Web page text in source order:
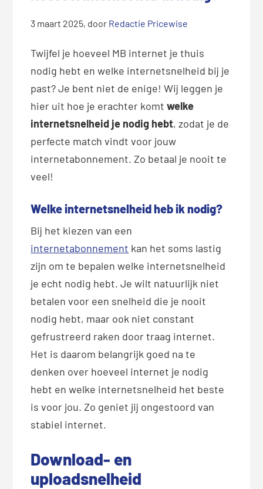
3 maart 2025, door Redactie Pricewise
Twijfel je hoeveel MB internet je thuis
nodig hebt en welke internetsnelheid bij je
past? Je bent niet de enige! Wij leggen je
hier uit hoe je erachter komtwelke
internetsnelheid je nodig hebt, zodat je de
perfecte match vindt voor jouw
internetabonnement. Zo betaal je nooit te
veel!
Welke internetsnelheid heb ik nodig?
Bij het kiezen van een
internetabonnement kan het soms lastig
zijn om te bepalen welke internetsnelheid
je echt nodig hebt. Je wilt natuurlijk niet
betalen voor een snelheid die je nooit
nodig hebt, maar ook niet constant
gefrustreerd raken door traag internet.
Het is daarom belangrijk goed na te
denken over hoeveel internet je nodig
hebt en welke internetsnelheid het beste
is voor jou. Zo geniet jij ongestoord van
stabiel internet.
Download- en
uploadsnelheid